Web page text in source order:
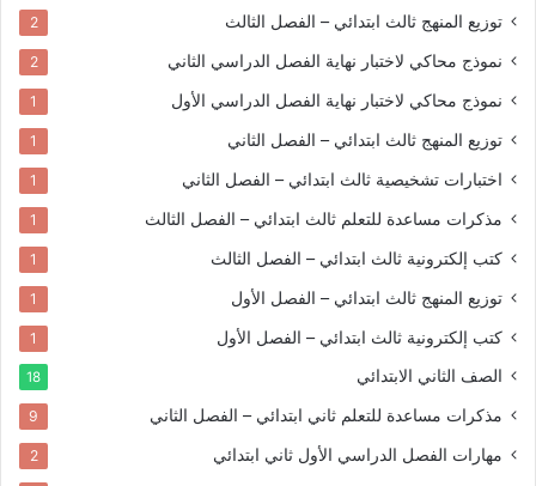
توزيع المنهج ثالث ابتدائي – الفصل الثالث 2
نموذج محاكي لاختبار نهاية الفصل الدراسي الثاني 2
نموذج محاكي لاختبار نهاية الفصل الدراسي الأول 1
توزيع المنهج ثالث ابتدائي – الفصل الثاني 1
اختبارات تشخيصية ثالث ابتدائي – الفصل الثاني 1
مذكرات مساعدة للتعلم ثالث ابتدائي – الفصل الثالث 1
كتب إلكترونية ثالث ابتدائي – الفصل الثالث 1
توزيع المنهج ثالث ابتدائي – الفصل الأول 1
كتب إلكترونية ثالث ابتدائي – الفصل الأول 1
الصف الثاني الابتدائي 18
مذكرات مساعدة للتعلم ثاني ابتدائي – الفصل الثاني 9
مهارات الفصل الدراسي الأول ثاني ابتدائي 2